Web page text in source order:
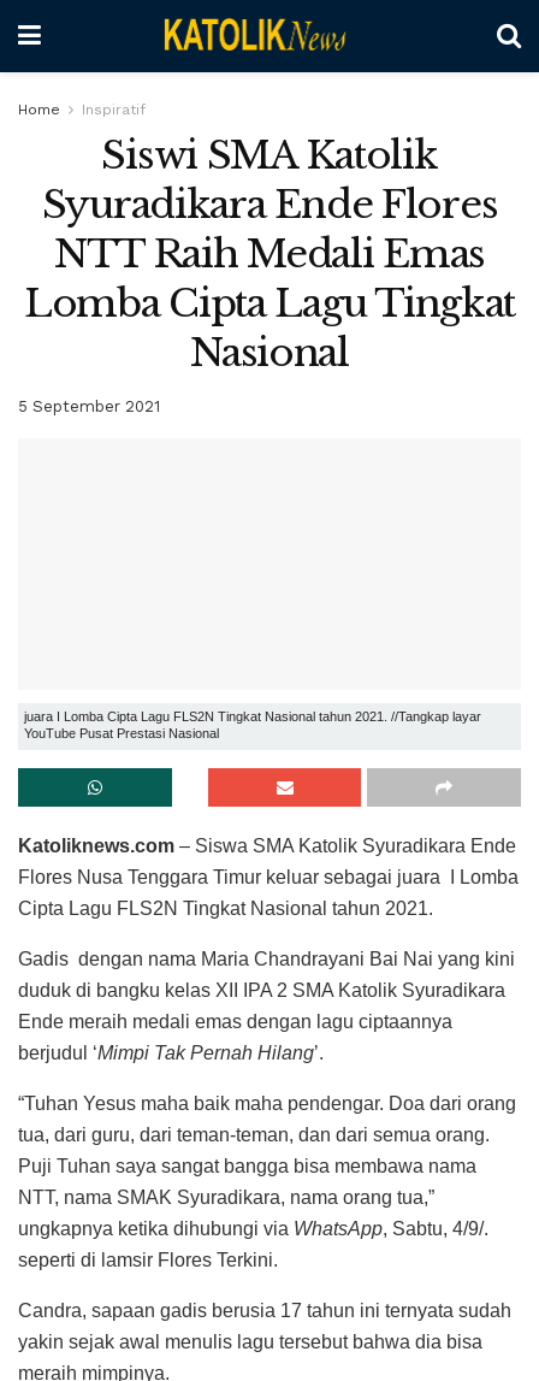
Home Inspiratif
Siswi SMA Katolik
Syuradikara Ende Flores
NTT Raih Medali Emas
Lomba Cipta Lagu Tingkat
Nasional
5 September 2021
juara I Lomba Cipta Lagu FLS2N Tingkat Nasional tahun 2021. //Tangkap layar
YouTube Pusat Prestasi Nasional
Katoliknews.com – Siswa SMA Katolik Syuradikara Ende
Flores Nusa Tenggara Timur keluar sebagai juara I Lomba
Cipta Lagu FLS2N Tingkat Nasional tahun 2021.
Gadis dengan nama Maria Chandrayani Bai Nai yang kini
duduk di bangku kelas XII IPA 2 SMA Katolik Syuradikara
Ende meraih medali emas dengan lagu ciptaannya
berjudul ‘Mimpi Tak Pernah Hilang’.
“Tuhan Yesus maha baik maha pendengar. Doa dari orang
tua, dari guru, dari teman-teman, dan dari semua orang.
Puji Tuhan saya sangat bangga bisa membawa nama
NTT, nama SMAK Syuradikara, nama orang tua,”
ungkapnya ketika dihubungi via WhatsApp, Sabtu, 4/9/.
seperti di lamsir Flores Terkini.
Candra, sapaan gadis berusia 17 tahun ini ternyata sudah
yakin sejak awal menulis lagu tersebut bahwa dia bisa
meraih mimpinya.